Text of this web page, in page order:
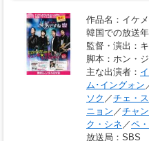
作品名 ：イケ
韓国での放送年
監督・演出 ：
脚本 ：ホン・
主な出演者 ：
ム･イングォン
ソク ／チェ・
ニョン ／チャ
ク・シネ ／ペ
放送局 ：SBS